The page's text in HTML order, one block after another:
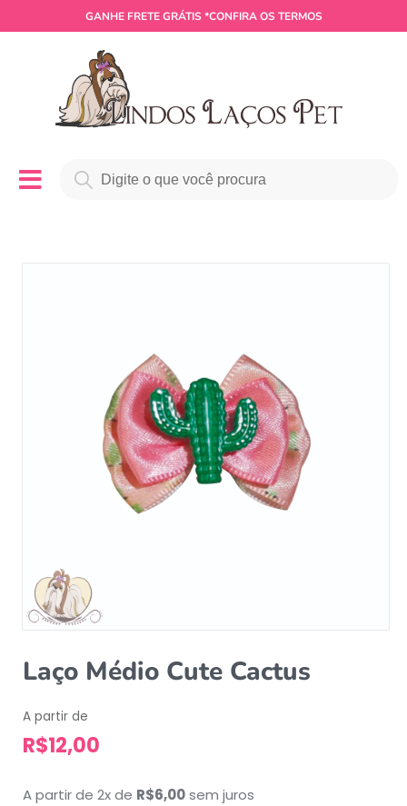
GANHE FRETE GRÁTIS *CONFIRA OS TERMOS
Laço Médio Cute Cactus
A partir de
R$12,00
A partir de 2x de R$6,00sem juros